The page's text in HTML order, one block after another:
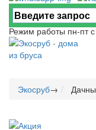
Режим работы пн-пт
Экосруб→